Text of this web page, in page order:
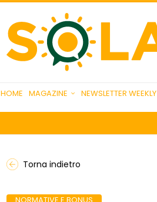
HOME MAGAZINE NEWSLETTER WEEKLY
Torna indietro